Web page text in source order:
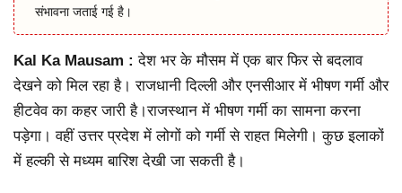
संभावना जताई गई है।
Kal Ka Mausam :देश भर के मौसम में एक बार फिर से बदलाव
देखने को मिल रहा है। राजधानी दिल्ली और एनसीआर में भीषण गर्मी और
हीटवेव का कहर जारी है।राजस्थान में भीषण गर्मी का सामना करना
पड़ेगा। वहीं उत्तर प्रदेश में लोगों को गर्मी से राहत मिलेगी। कुछ इलाकों
में हल्की से मध्यम बारिश देखी जा सकती है।